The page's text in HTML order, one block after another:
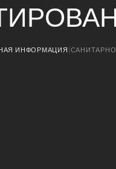
ИНФОРМАЦИЯ |